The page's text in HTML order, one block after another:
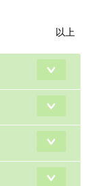
以上